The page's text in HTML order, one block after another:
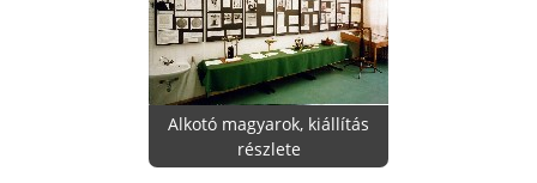
Alkotó magyarok, kiállítás
részlete